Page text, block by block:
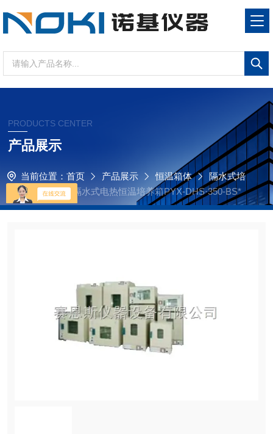
PRODUCTS CENTER
产品展示
当前位置： 首页 产品展示 恒温箱体
隔水式培
养箱
国产*的隔水式电热恒温培养箱PYX-DHS·350-BS*